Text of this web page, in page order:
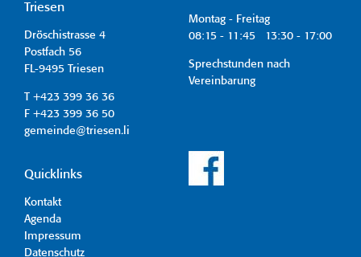
Triesen
Dröschistrasse 4
Postfach 56
FL-9495 Triesen
T +423 399 36 36
F +423 399 36 50
gemeinde@triesen.li
Montag - Freitag
08:15 - 11:45 13:30 - 17:00
Sprechstunden nach
Vereinbarung
Quicklinks
Kontakt
Agenda
Impressum
Datenschutz